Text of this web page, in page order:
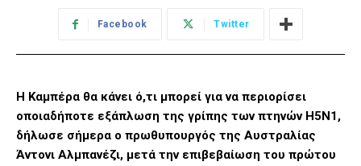
Facebook Twitter
Η Καμπέρα θα κάνει ό,τι μπορεί για να περιορίσει
οποιαδήποτε εξάπλωση της γρίπης των πτηνών H5N1,
δήλωσε σήμερα ο πρωθυπουργός της Αυστραλίας
Άντονι Αλμπανέζι, μετά την επιβεβαίωση του πρώτου